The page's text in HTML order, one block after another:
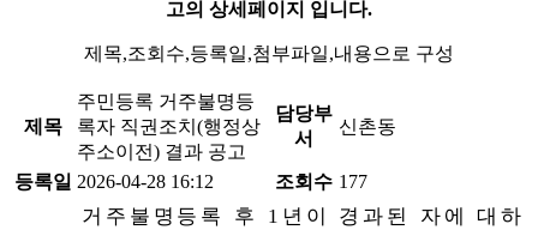
고의 상세페이지 입니다.
제목,조회수,등록일,첨부파일,내용으로 구성
제목
주민등록 거주불명등
록자 직권조치(행정상
주소이전) 결과 공고
담당부
서
신촌동
등록일 2026-04-28 16:12 조회수 177
거주불명등록 후 1년이 경과된 자에 대하